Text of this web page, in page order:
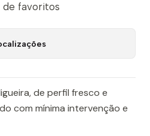
de favoritos
de perfil fresco e
com mínima intervenção e